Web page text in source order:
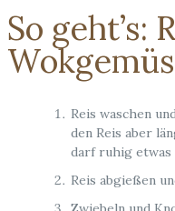
So geht’s:
Reis waschen
den Reis aber
darf ruhig etwas
Reis abgießen